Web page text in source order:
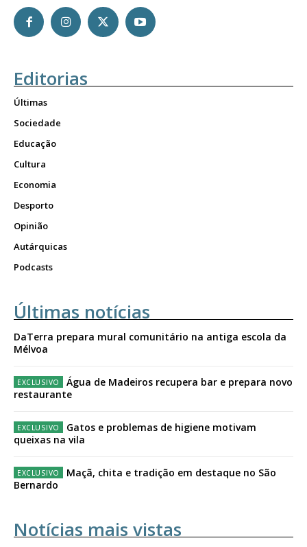
Editorias
Últimas
Sociedade
Educação
Cultura
Economia
Desporto
Opinião
Autárquicas
Podcasts
Últimas notícias
DaTerra prepara mural comunitário na antiga escola da
Mélvoa
Água de Madeiros recupera bar e prepara novo
restaurante
Gatos e problemas de higiene motivam
queixas na vila
Maçã, chita e tradição em destaque no São
Bernardo
Notícias mais vistas